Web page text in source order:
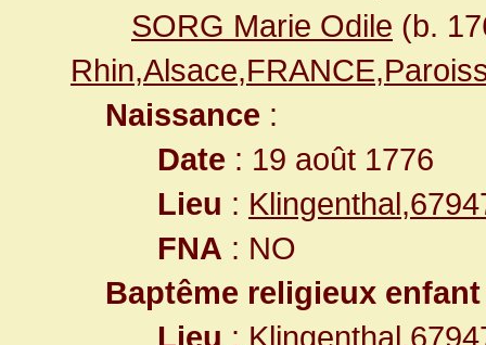
SORG Marie Odile (b.
Naissance :
Date : 19 août 1776
Lieu :
FNA : NO
Baptême religieux enfant
Lieu :